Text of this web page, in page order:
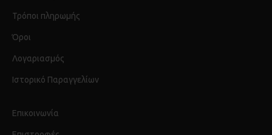
Τρόποι πληρωμής
Όροι
Λογαριασμός
Ιστορικό Παραγγελίων
Επικοινωνία